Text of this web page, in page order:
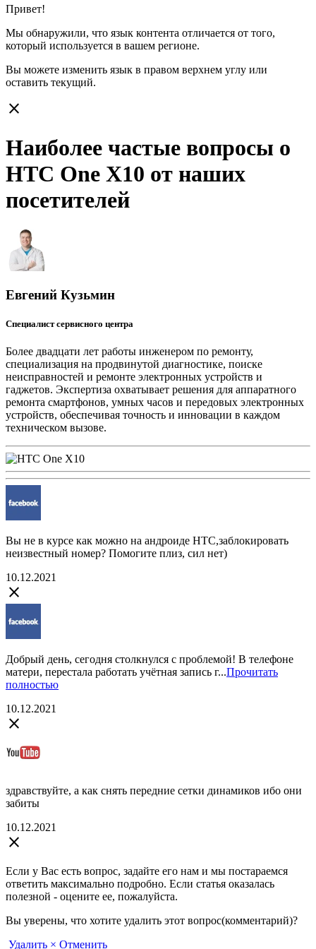
Привет!
Мы обнаружили, что язык контента отличается от того,
который используется в вашем регионе.
Вы можете изменить язык в правом верхнем углу или
оставить текущий.
close
Наиболее частые вопросы о
HTC One X10 от наших
посетителей
Евгений Кузьмин
Специалист сервисного центра
Более двадцати лет работы инженером по ремонту,
специализация на продвинутой диагностике, поиске
неисправностей и ремонте электронных устройств и
гаджетов. Экспертиза охватывает решения для аппаратного
ремонта смартфонов, умных часов и передовых электронных
устройств, обеспечивая точность и инновации в каждом
техническом вызове.
Вы не в курсе как можно на андроиде НТС,заблокировать
неизвестный номер? Помогите плиз, сил нет)
10.12.2021
close
Добрый день, сегодня столкнулся с проблемой! В телефоне
матери, перестала работать учётная запись г...Прочитать
полностью
10.12.2021
close
здравствуйте, а как снять передние сетки динамиков ибо они
забиты
10.12.2021
close
Если у Вас есть вопрос, задайте его нам и мы постараемся
ответить максимально подробно. Если статья оказалась
полезной - оцените ее, пожалуйста.
Вы уверены, что хотите удалить этот вопрос(комментарий)?
Удалить × Отменить